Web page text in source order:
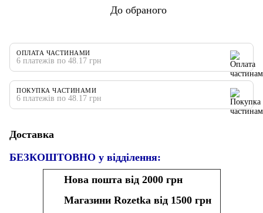
До обраного
ОПЛАТА ЧАСТИНАМИ
6 платежів по 48.17 грн
ПОКУПКА ЧАСТИНАМИ
6 платежів по 48.17 грн
Доставка
БЕЗКОШТОВНО у відділення:
Нова пошта від 2000 грн
Магазини Rozetka від 1500 грн